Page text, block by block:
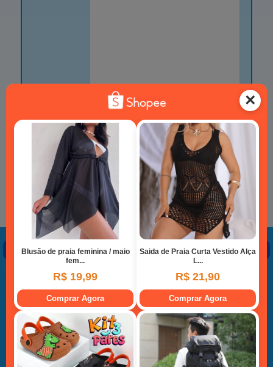
Enviar Mensagem
Outras formas de contato:
Fone/Whats: (48) 99602 4705
E-mail:webmaster@pontadopapagaio.com